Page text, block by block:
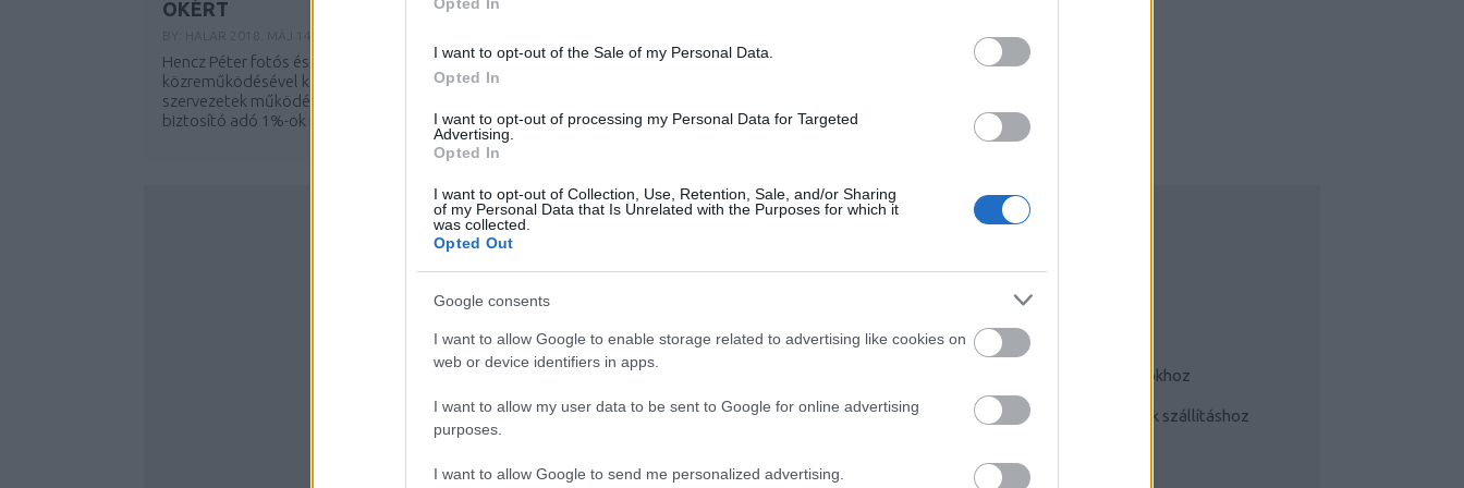
I want to opt-out of the Sale of my Personal Data.
Opted In
I want to opt-out of processing my Personal Data for Targeted
Advertising.
Opted In
I want to opt-out of Collection, Use, Retention, Sale, and/or Sharing
of my Personal Data that Is Unrelated with the Purposes for which it
was collected.
Opted Out
Google consents
I want to allow Google to enable storage related to advertising like cookies on
web or device identifiers in apps.
I want to allow my user data to be sent to Google for online advertising
purposes.
I want to allow Google to send me personalized advertising.
OKÉRT
Hencz Péter fotós és Adamik Luca modell
közreműködésével készült editorial a civil
szervezetek működésének fenntarthatóságát
biztosító adó 1%-ok felajánlására hívja fel a...
SP-ként ismertek) idén eléggé rápörgött a
A bicikli nem egyszerűen közlekedési eszköz,
hanem egy igazi stíluselem. Nem kér
hiszen maga öltöztet. És még a városokat is
TUDATTÁGÍTÓ
- Bringás tippek
Kerékpárok a mindennapokhoz
Teherhordó/ cargo bringák szállításhoz